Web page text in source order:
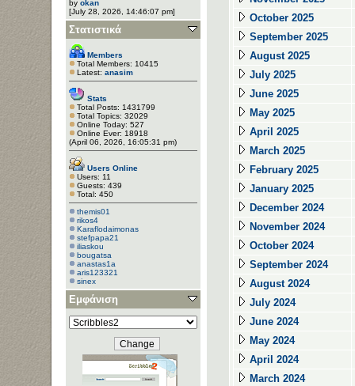
by okan
[July 28, 2026, 14:46:07 pm]
Στατιστικά
Members
Total Members: 10415
Latest: anasim
Stats
Total Posts: 1431799
Total Topics: 32029
Online Today: 527
Online Ever: 18918
(April 06, 2026, 16:05:31 pm)
Users Online
Users: 11
Guests: 439
Total: 450
themis01
rikos4
Κaraflodaimonas
stefpapa21
iliaskou
bougatsa
anastas1a
aris123321
sinex
Εμφάνιση
October 2025
September 2025
August 2025
July 2025
June 2025
May 2025
April 2025
March 2025
February 2025
January 2025
December 2024
November 2024
October 2024
September 2024
August 2024
July 2024
June 2024
May 2024
April 2024
March 2024